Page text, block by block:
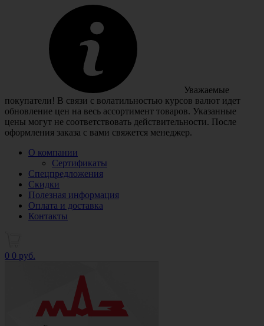
Уважаемые
покупатели! В связи с волатильностью курсов валют идет
обновление цен на весь ассортимент товаров. Указанные
цены могут не соответствовать действительности. После
оформления заказа с вами свяжется менеджер.
О компании
Сертификаты
Спецпредложения
Скидки
Полезная информация
Оплата и доставка
Контакты
0 0 руб.